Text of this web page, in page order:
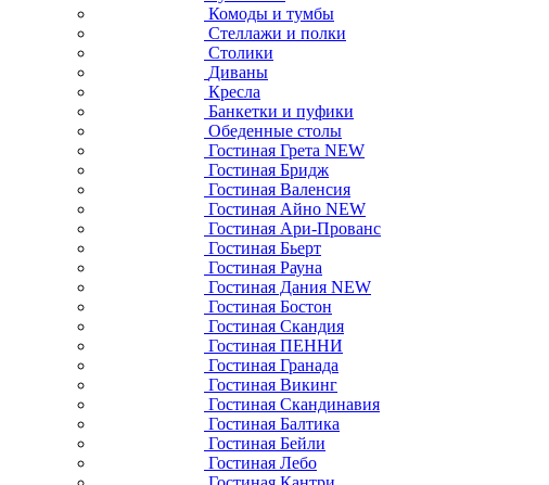
Комоды и тумбы
Стеллажи и полки
Столики
Диваны
Кресла
Банкетки и пуфики
Обеденные столы
Гостиная Грета NEW
Гостиная Бридж
Гостиная Валенсия
Гостиная Айно NEW
Гостиная Ари-Прованс
Гостиная Бьерт
Гостиная Рауна
Гостиная Дания NEW
Гостиная Бостон
Гостиная Скандия
Гостиная ПЕННИ
Гостиная Гранада
Гостиная Викинг
Гостиная Скандинавия
Гостиная Балтика
Гостиная Бейли
Гостиная Лебо